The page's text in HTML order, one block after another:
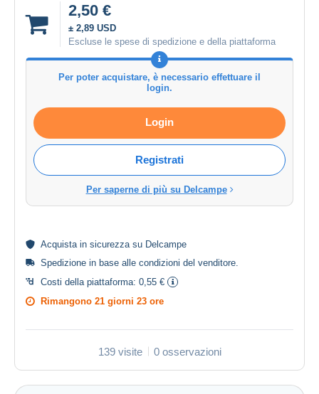
2,50 €
± 2,89 USD
Escluse le spese di spedizione e della piattaforma
Per poter acquistare, è necessario effettuare il
login.
Login
Registrati
Per saperne di più su Delcampe
Acquista in sicurezza su Delcampe
Spedizione in base alle condizioni del venditore
Costi della piattaforma: 0,55 €
Rimangono 21 giorni 23 ore
139 visite 0 osservazioni